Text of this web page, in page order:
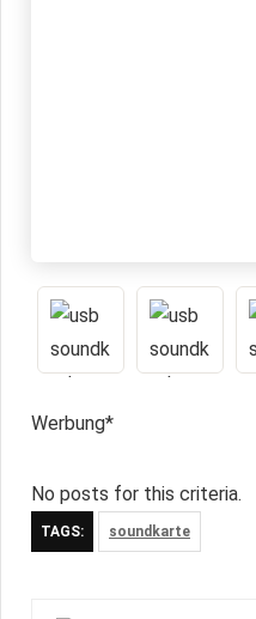
Werbung*
No posts for this criteria.
TAGS: soundkarte